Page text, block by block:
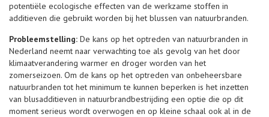
potentiële ecologische effecten van de werkzame stoffen in
additieven die gebruikt worden bij het blussen van natuurbranden.
Probleemstelling: De kans op het optreden van natuurbranden in
Nederland neemt naar verwachting toe als gevolg van het door
klimaatverandering warmer en droger worden van het
zomerseizoen. Om de kans op het optreden van onbeheersbare
natuurbranden tot het minimum te kunnen beperken is het inzetten
van blusadditieven in natuurbrandbestrijding een optie die op dit
moment serieus wordt overwogen en op kleine schaal ook al in de